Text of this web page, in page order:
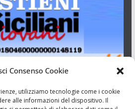
Consenso Cookie
utilizziamo tecnologie come i cookie
alle informazioni del dispositivo. Il